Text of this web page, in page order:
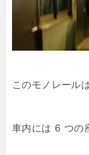
このモノレール
車内には 6 つの